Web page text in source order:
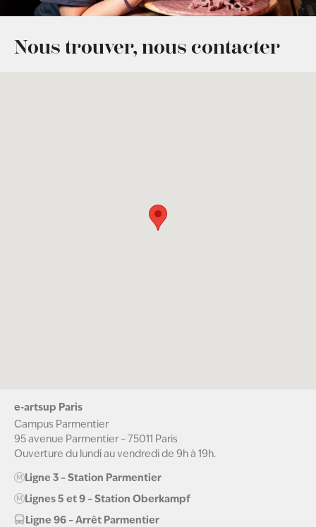
Nous trouver, nous contacter
e-artsup Paris
Campus Parmentier
95 avenue Parmentier – 75011 Paris
Ouverture du lundi au vendredi de 9h à 19h.
Ligne 3 – Station Parmentier
Lignes 5 et 9 – Station Oberkampf
Ligne 96 – Arrêt Parmentier